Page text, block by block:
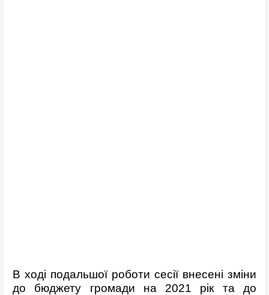
В ході подальшої роботи сесії внесені зміни
до бюджету громади на 2021 рік та до